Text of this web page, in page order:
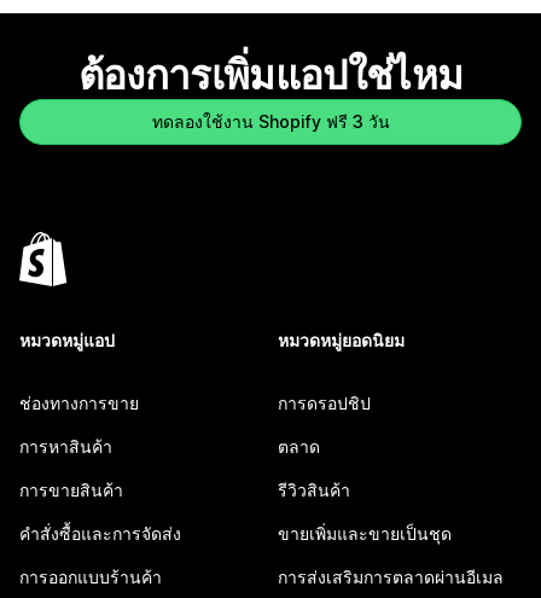
ต้องการเพิ่มแอปใช่ไหม
ทดลองใช้งาน Shopify ฟรี 3 วัน
หมวดหมู่แอป
ช่องทางการขาย
การหาสินค้า
การขายสินค้า
คำสั่งซื้อและการจัดส่ง
การออกแบบร้านค้า
หมวดหมู่ยอดนิยม
การดรอปชิป
ตลาด
รีวิวสินค้า
ขายเพิ่มและขายเป็นชุด
การส่งเสริมการตลาดผ่านอีเมล